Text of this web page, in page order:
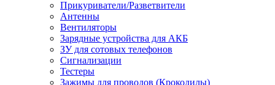
Прикуриватели/Разветвители
Антенны
Вентиляторы
Зарядные устройства для АКБ
ЗУ для сотовых телефонов
Сигнализации
Тестеры
Зажимы для проводов (Крокодилы)